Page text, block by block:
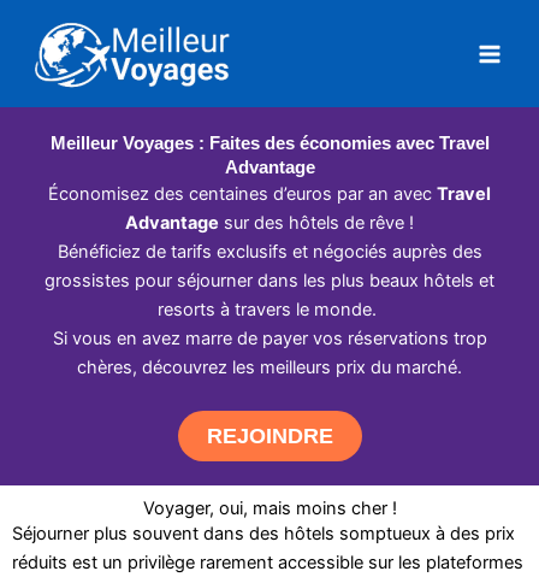
contenu
Meilleur Voyages : Faites des économies avec Travel
Advantage
Économisez des centaines d’euros par an avec Travel
Advantage sur des hôtels de rêve !
Bénéficiez de tarifs exclusifs et négociés auprès des
grossistes pour séjourner dans les plus beaux hôtels et
resorts à travers le monde.
Si vous en avez marre de payer vos réservations trop
chères, découvrez les meilleurs prix du marché.
REJOINDRE
Voyager, oui, mais moins cher !
Séjourner plus souvent dans des hôtels somptueux à des prix
réduits est un privilège rarement accessible sur les plateformes